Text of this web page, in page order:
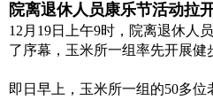
院离退休人员康乐节活动拉
12月19日上午9时，院离退休人
了序幕，玉米所一组率先开展健
即日早上，玉米所一组的50多